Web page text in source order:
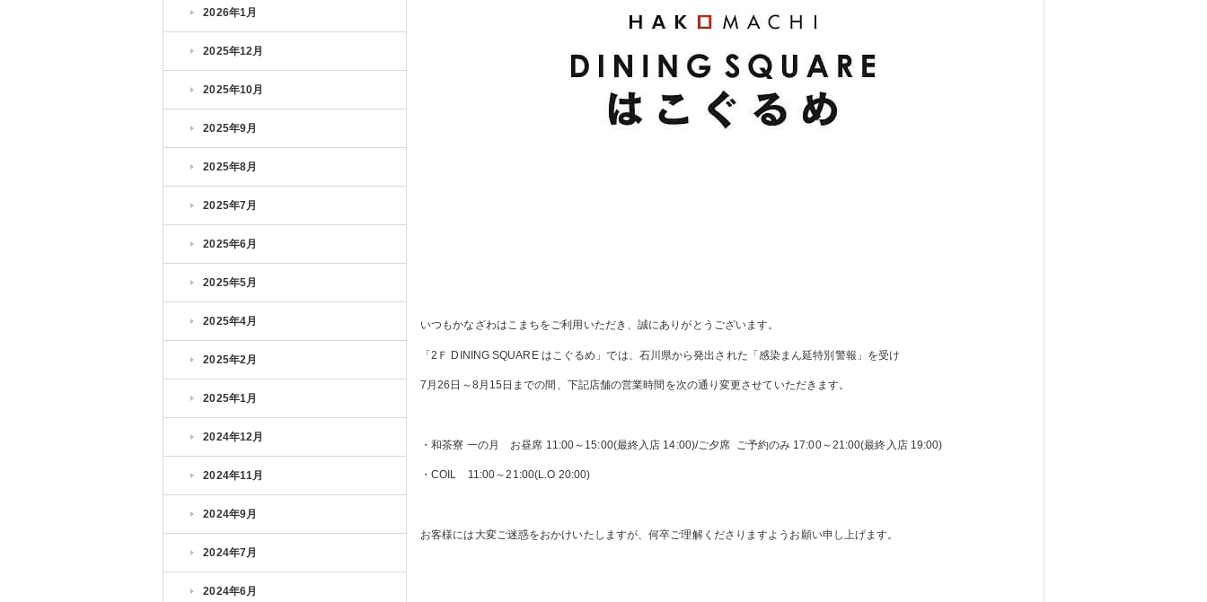
2026年1月
2025年12月
2025年10月
2025年9月
2025年8月
2025年7月
2025年6月
2025年5月
2025年4月
2025年2月
2025年1月
2024年12月
2024年11月
2024年9月
2024年7月
2024年6月
いつもかなざわはこまちをご利用いただき、誠にありがとうございます。
「2Ｆ DINING SQUARE はこぐるめ」では、石川県から発出された「感染まん延特別警報」を受け
7月26日～8月15日までの間、下記店舗の営業時間を次の通り変更させていただきます。
・和茶寮 一の月 お昼席 11:00～15:00(最終入店 14:00)/ご夕席 ご予約のみ 17:00～21:00(最終入店 19:00)
・COIL 11:00～21:00(L.O 20:00)
お客様には大変ご迷惑をおかけいたしますが、何卒ご理解くださりますようお願い申し上げます。